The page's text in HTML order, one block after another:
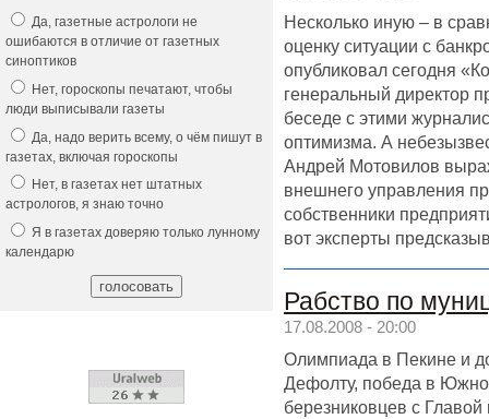
Несколько иную – в
оценку ситуации с
опубликовал сегодня
генеральный директор
беседе с этими
оптимизма. А
Андрей Мотовилов
внешнего управления
собственники
вот эксперты
Рабство по
17.08.2008 - 20:00
Олимпиада в Пекине и
Дефолту, победа в
березниковцев с
Да, газетные астрологи не
ошибаются в отличие от газетных
синоптиков
Нет, гороскопы печатают, чтобы
люди выписывали газеты
Да, надо верить всему, о чём пишут в
газетах, включая гороскопы
Нет, в газетах нет штатных
астрологов, я знаю точно
Я в газетах доверяю только лунному
календарю